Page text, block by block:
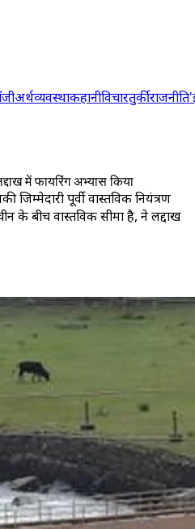
अर्थव्यवस्थाकहानीविचारतुर्कीराजनीति
में फायरिंग अभ्यास किया
पूर्वी वास्तविक नियंत्रण
के बीच वास्तविक सीमा है, ने लद्दाख